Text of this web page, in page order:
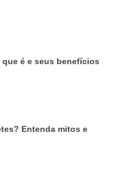
é e seus benefícios
Entenda mitos e